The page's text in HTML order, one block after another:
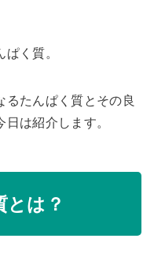
く質。
るたんぱく質とその良
は紹介します。
とは？